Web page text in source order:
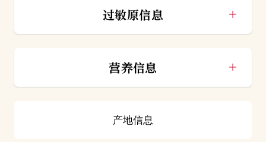
过敏原信息
营养信息
产地信息